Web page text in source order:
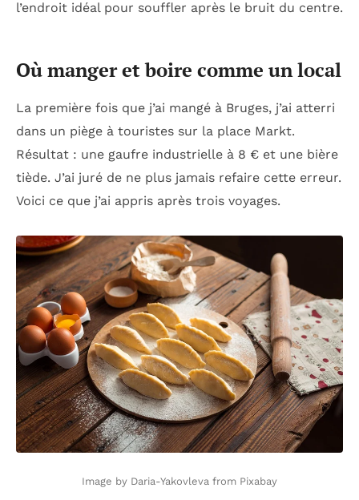
l’endroit idéal pour souffler après le bruit du centre.
Où manger et boire comme un local
La première fois que j’ai mangé à Bruges, j’ai atterri
dans un piège à touristes sur la place Markt.
Résultat : une gaufre industrielle à 8 € et une bière
tiède. J’ai juré de ne plus jamais refaire cette erreur.
Voici ce que j’ai appris après trois voyages.
Image by Daria-Yakovleva from Pixabay